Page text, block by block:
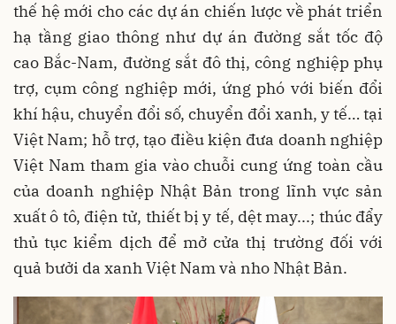
thế hệ mới cho các dự án chiến lược về phát triển
hạ tầng giao thông như dự án đường sắt tốc độ
cao Bắc-Nam, đường sắt đô thị, công nghiệp phụ
trợ, cụm công nghiệp mới, ứng phó với biến đổi
khí hậu, chuyển đổi số, chuyển đổi xanh, y tế… tại
Việt Nam; hỗ trợ, tạo điều kiện đưa doanh nghiệp
Việt Nam tham gia vào chuỗi cung ứng toàn cầu
của doanh nghiệp Nhật Bản trong lĩnh vực sản
xuất ô tô, điện tử, thiết bị y tế, dệt may...; thúc đẩy
thủ tục kiểm dịch để mở cửa thị trường đối với
quả bưởi da xanh Việt Nam và nho Nhật Bản.